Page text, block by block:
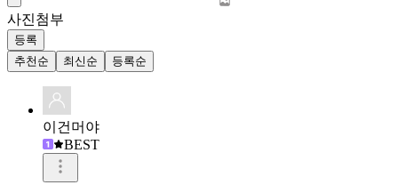
사진첨부
등록
추천순
최신순 등록순
이건머야
BEST